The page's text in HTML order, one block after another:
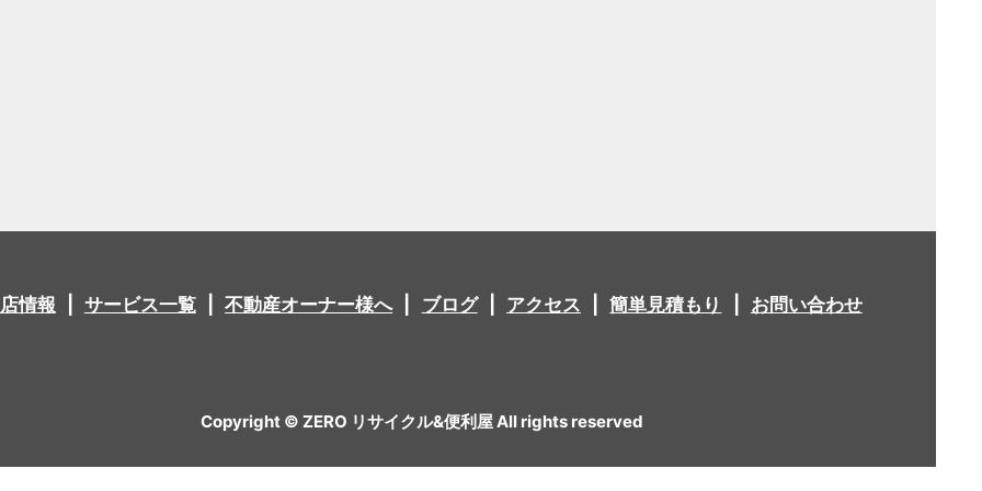
情報 サービス一覧 不動産オーナー様へ ブログ アクセス 簡単見積もり お問い合わせ
Copyright © ZERO リサイクル&便利屋 All rights reserved